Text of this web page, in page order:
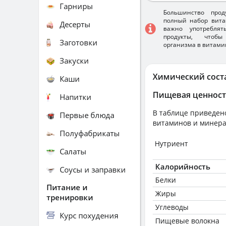
Химический
Пищевая
В таблице
витаминов и
Нутриент
Калорийность
Белки
Жиры
Углеводы
Пищевые волокна
Большинство
полный набор
важно
продукты,
организма в
Гарниры
Десерты
Заготовки
Закуски
Каши
Напитки
Первые блюда
Полуфабрикаты
Салаты
Соусы и заправки
Питание и
тренировки
Курс похудения